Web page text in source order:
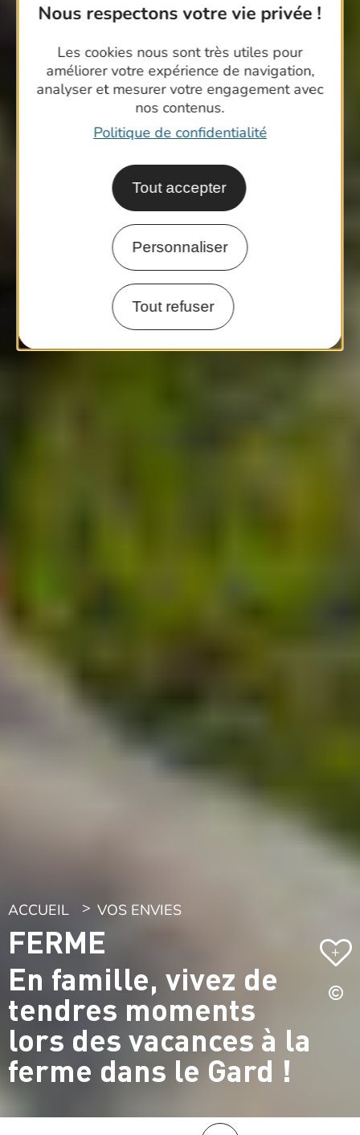
Nous respectons votre vie privée !
Les cookies nous sont très utiles pour
améliorer votre expérience de navigation,
analyser et mesurer votre engagement avec
nos contenus.
Politique de confidentialité
Tout accepter
Personnaliser
Tout refuser
ACCUEIL VOS ENVIES
FERME
En famille, vivez de
tendres moments
lors des vacances à la
ferme dans le Gard !
+